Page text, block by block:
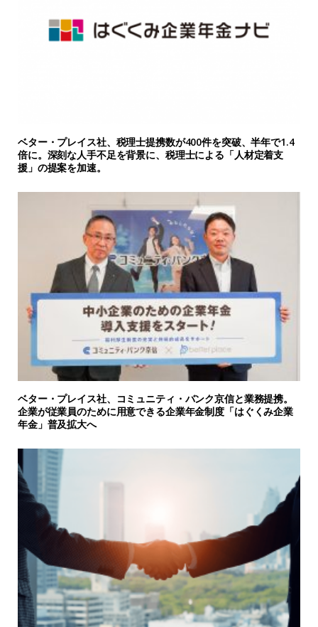
ベター・プレイス社、税理士提携数が400件を突破、半年で1.4
倍に。深刻な人手不足を背景に、税理士による「人材定着支
援」の提案を加速。
ベター・プレイス社、コミュニティ・バンク京信と業務提携。
企業が従業員のために用意できる企業年金制度「はぐくみ企業
年金」普及拡大へ